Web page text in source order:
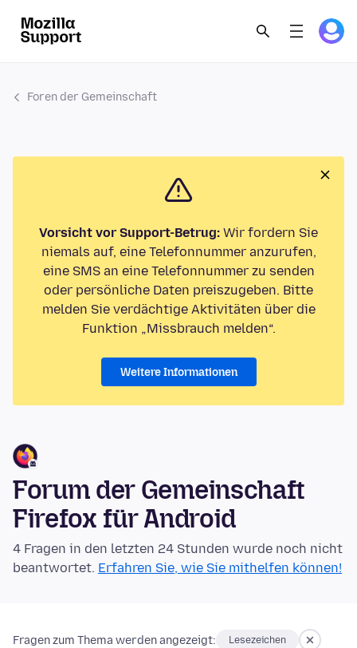
Foren der Gemeinschaft
Vorsicht vor Support-Betrug: Wir fordern Sie
niemals auf, eine Telefonnummer anzurufen,
eine SMS an eine Telefonnummer zu senden
oder persönliche Daten preiszugeben. Bitte
melden Sie verdächtige Aktivitäten über die
Funktion „Missbrauch melden“.
Weitere Informationen
Forum der Gemeinschaft
Firefox für Android
4 Fragen in den letzten 24 Stunden wurde noch nicht
beantwortet. Erfahren Sie, wie Sie mithelfen können!
Fragen zum Thema werden angezeigt: Lesezeichen